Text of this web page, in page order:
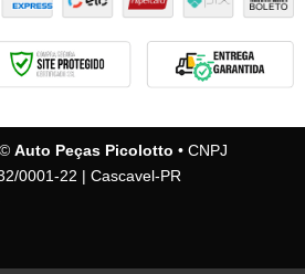
Auto Peças Picolotto • CNPJ
0001-22 | Cascavel-PR